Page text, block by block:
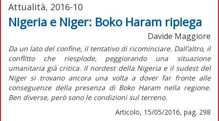
Attualità, 2016-10
Nigeria e Niger: Boko Haram ripiega
Davide Maggiore
Da un lato del confine, il tentativo di ricominciare. Dall’altro, il
conflitto che riesplode, peggiorando una situazione
umanitaria già critica. Il nordest della Nigeria e il sudest del
Niger si trovano ancora una volta a dover far fronte alle
conseguenze della presenza di Boko Haram nella regione.
Ben diverse, però sono le condizioni sul terreno.
Articolo, 15/05/2016, pag. 298